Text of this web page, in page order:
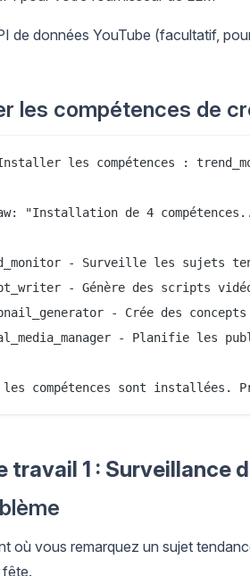
de données YouTube (facultatif,
les compétences de
les compétences :
"Installation de 4
- Surveille les sujets
- Génère des scripts
- Crée des
- Planifie les
travail 1 : Surveillance
où vous remarquez un sujet
fête.